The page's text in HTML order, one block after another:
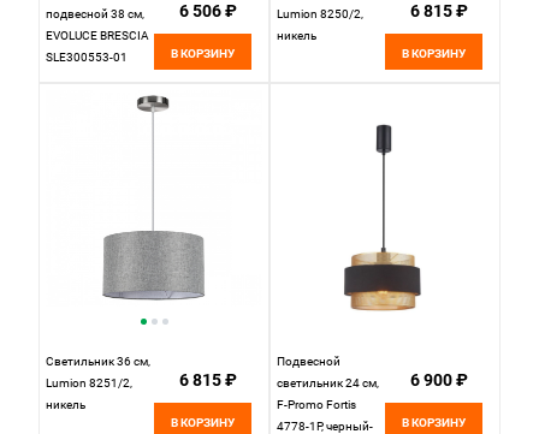
подвесной 38 см,
EVOLUCE BRESCIA
SLE300553-01
6 506 ₽
В КОРЗИНУ
Lumion 8250/2,
никель
6 815 ₽
В КОРЗИНУ
Светильник 36 см,
Lumion 8251/2,
никель
6 815 ₽
В КОРЗИНУ
Подвесной
светильник 24 см,
F-Promo Fortis
4778-1P, черный-
6 900 ₽
В КОРЗИНУ